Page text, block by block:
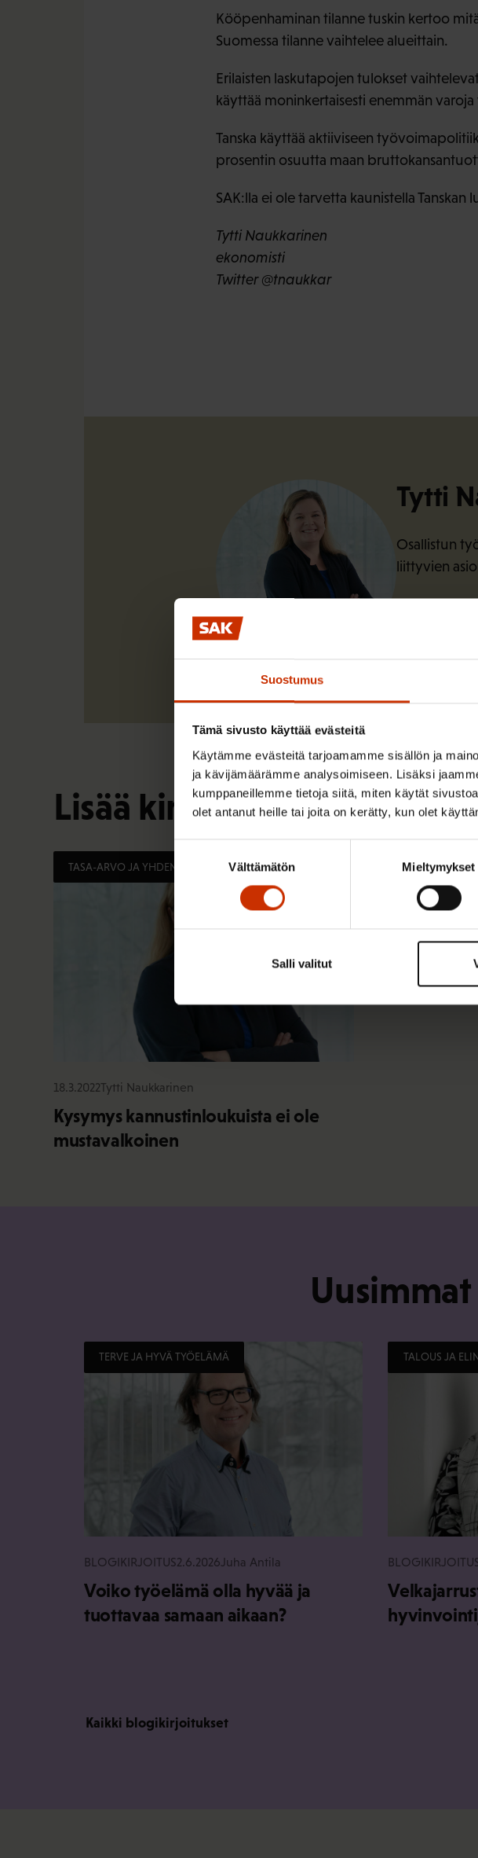
Suostumus
Tämä sivusto käyttää evästeitä
Käytämme evästeitä tarjoamamme sisällön ja
ja kävijämäärämme analysoimiseen. Lisäksi
kumppaneillemme tietoja siitä, miten käytät
olet antanut heille tai joita on kerätty, kun olet
Suostumuksen
valinta
Välttämätön Mieltymykset
Salli valitut
Kööpenhaminan tilanne tuskin kertoo
Suomessa tilanne vaihtelee alueittain.
Erilaisten laskutapojen tulokset
käyttää moninkertaisesti enemmän
Tanska käyttää aktiiviseen
prosentin osuutta maan
SAK:lla ei ole tarvetta kaunistella
Tytti Naukkarinen
ekonomisti
Twitter @tnaukkar
Tytti
Osallistun
liittyvien
Lisää kirjoittajalta
TASA-ARVO JA YHDENVERTAISUUS
18.3.2022Tytti Naukkarinen
Kysymys kannustinloukuista ei ole
mustavalkoinen
TERVE JA HYVÄ TYÖELÄMÄ
BLOGIKIRJOITUS2.6.2026 Juha Antila
Voiko työelämä olla hyvää ja
tuottavaa samaan aikaan?
TALOUS JA
Kaikki blogikirjoitukset